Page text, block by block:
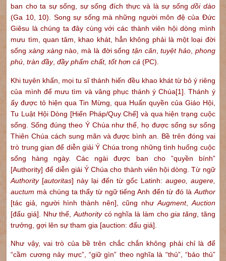
ban cho ta sự sống, sự sống đích thực và là sự sốngdồi dào
(Ga 10, 10). Song sự sống mà những người môn đệ của Đức
Giêsu là chúng ta đây cùng với các thành viên hội dòng mình
mưu tìm, quan tâm, khao khát, hẳn không phải là một loại đời
sốngxàng xàngnào, mà là đời sống tận căn,tuyệt hảo, phong
phú,tràn đầy,đầy phẩm chất, tốt hơn cả(PC).
Khi tuyên khấn, mọi tu sĩ thánh hiến đều khao khát từ bỏ ý riêng
của mình để mưu tìm và vâng phục thánh ý Chúa[1] . Thánh ý
ấy được tỏ hiện qua Tin Mừng, qua Huấn quyền của Giáo Hội,
Tu Luật Hội Dòng [Hiến Pháp/Quy Chế] và qua hiện trạng cuộc
sống. Sống đúng theo Ý Chúa như thế, họ được sống sự sống
Thiên Chúa cách sung mãn và được bình an. Bề trên đóng vai
trò trung gian để diễn giải Ý Chúa trong những tình huống cuộc
sống hàng ngày. Các ngài được ban cho ”quyền bính”
[Authority] để diễn giải Ý Chúa cho thành viên hội dòng. Từ ngữ
Authority[autoritas] này lại đến từ gốc Latinh: augeo, augere,
auctum mà chúng ta thấy từ ngữ tiếng Anh đến từ đó là Author
[tác giả, người hình thành nên], cũng như Augment, Auction
[đấu giá]. Như thế,Authoritycó nghĩa là làm chogia tăng, tăng
trưởng, gợi lên sự tham gia [auction: đấu giá].
Như vậy, vai trò của bề trên chắc chắn không phải chỉ là để
“cầm cương nảy mực”, “giữ gìn” theo nghĩa là “thủ”, “bảo thủ”